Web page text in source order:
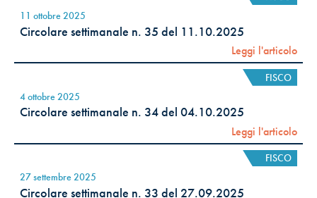
11 ottobre 2025
Circolare settimanale n. 35 del 11.10.2025
Leggi l'articolo
FISCO
4 ottobre 2025
Circolare settimanale n. 34 del 04.10.2025
Leggi l'articolo
FISCO
27 settembre 2025
Circolare settimanale n. 33 del 27.09.2025